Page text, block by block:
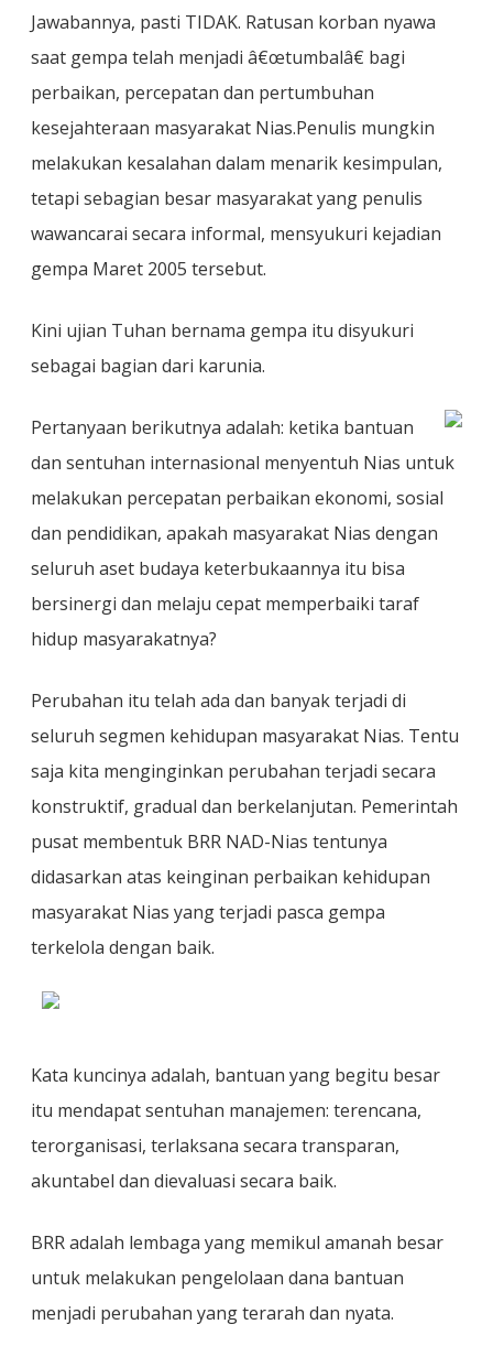
Jawabannya, pasti TIDAK. Ratusan korban nyawa
saat gempa telah menjadi â€œtumbalâ€ bagi
perbaikan, percepatan dan pertumbuhan
kesejahteraan masyarakat Nias.Penulis mungkin
melakukan kesalahan dalam menarik kesimpulan,
tetapi sebagian besar masyarakat yang penulis
wawancarai secara informal, mensyukuri kejadian
gempa Maret 2005 tersebut.
Kini ujian Tuhan bernama gempa itu disyukuri
sebagai bagian dari karunia.
Pertanyaan berikutnya adalah: ketika bantuan
dan sentuhan internasional menyentuh Nias untuk
melakukan percepatan perbaikan ekonomi, sosial
dan pendidikan, apakah masyarakat Nias dengan
seluruh aset budaya keterbukaannya itu bisa
bersinergi dan melaju cepat memperbaiki taraf
hidup masyarakatnya?
Perubahan itu telah ada dan banyak terjadi di
seluruh segmen kehidupan masyarakat Nias. Tentu
saja kita menginginkan perubahan terjadi secara
konstruktif, gradual dan berkelanjutan. Pemerintah
pusat membentuk BRR NAD-Nias tentunya
didasarkan atas keinginan perbaikan kehidupan
masyarakat Nias yang terjadi pasca gempa
terkelola dengan baik.
Kata kuncinya adalah, bantuan yang begitu besar
itu mendapat sentuhan manajemen: terencana,
terorganisasi, terlaksana secara transparan,
akuntabel dan dievaluasi secara baik.
BRR adalah lembaga yang memikul amanah besar
untuk melakukan pengelolaan dana bantuan
menjadi perubahan yang terarah dan nyata.